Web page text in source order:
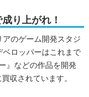
り上がれ！
アのゲーム開発スタジ
ロッパーはこれまで
』などの作品を開発
収されています。